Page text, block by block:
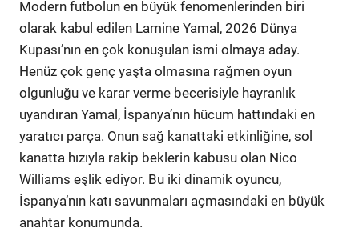
Modern futbolun en büyük fenomenlerinden biri
olarak kabul edilen Lamine Yamal, 2026 Dünya
Kupası’nın en çok konuşulan ismi olmaya aday.
Henüz çok genç yaşta olmasına rağmen oyun
olgunluğu ve karar verme becerisiyle hayranlık
uyandıran Yamal, İspanya’nın hücum hattındaki en
yaratıcı parça. Onun sağ kanattaki etkinliğine, sol
kanatta hızıyla rakip beklerin kabusu olan Nico
Williams eşlik ediyor. Bu iki dinamik oyuncu,
İspanya’nın katı savunmaları açmasındaki en büyük
anahtar konumunda.